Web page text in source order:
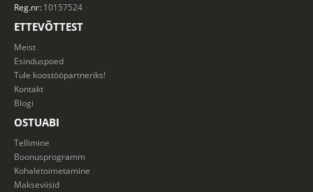
Reg.nr: 10157524
ETTEVÕTTEST
Meist
Esinduspoed
Tule koostööpartneriks!
Kontakt
Blogi
OSTUABI
Tellimine
Boonusprogramm
Kohaletoimetamine
Makseviisid